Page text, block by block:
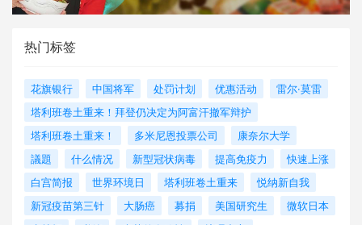
热门标签
花旗银行 中国将军 处罚计划 优惠活动
雷尔·莫雷
塔利班卷土重来！拜登仍决定为阿富汗撤军辩护
塔利班卷土重来！
多米尼恩投票公司
康奈尔大学
議題
什么情况 新型冠状病毒 提高免疫力
快速上涨
白宫简报
世界环境日 塔利班卷土重来
悦纳新自我
新冠疫苗第三针
大肠癌 募捐 美国研究生
微软日本